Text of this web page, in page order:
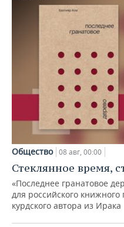
Общество 08 авг, 00:00
Стеклянное время,
«Последнее гранатовое
для российского
курдского автора из Ирака